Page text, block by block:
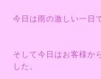
今日は雨の激しい一日
そして今日はお客様か
した。